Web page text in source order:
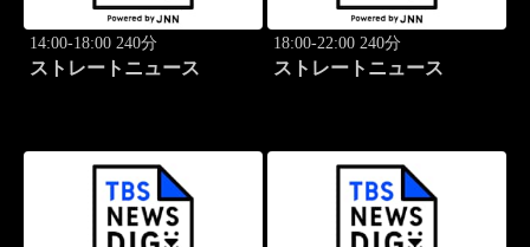
14:00-18:00 240分
ストレートニュース
18:00-22:00 240分
ストレートニュース